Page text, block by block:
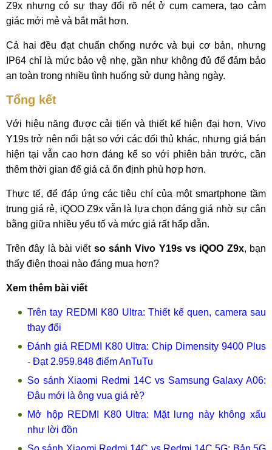
Z9x nhưng có sự thay đổi rõ nét ở cụm camera, tạo cảm
giác mới mẻ và bắt mắt hơn.
Cả hai đều đạt chuẩn chống nước và bụi cơ bản, nhưng
IP64 chỉ là mức bảo vệ nhẹ, gần như không đủ để đảm bảo
an toàn trong nhiều tình huống sử dụng hàng ngày.
Tổng kết
Với hiệu năng được cải tiến và thiết kế hiện đại hơn, Vivo
Y19s trở nên nổi bật so với các đối thủ khác, nhưng giá bán
hiện tại vẫn cao hơn đáng kể so với phiên bản trước, cần
thêm thời gian để giá cả ổn định phù hợp hơn.
Thực tế, để đáp ứng các tiêu chí của một smartphone tầm
trung giá rẻ, iQOO Z9x vẫn là lựa chọn đáng giá nhờ sự cân
bằng giữa nhiều yếu tố và mức giá rất hấp dẫn.
Trên đây là bài viết so sánh Vivo Y19s vs iQOO Z9x, bạn
thấy điện thoại nào đáng mua hơn?
Xem thêm bài viết
Trên tay REDMI K80 Ultra: Thiết kế quen, camera sau
thay đổi
Đánh giá REDMI K80 Ultra: Chip Dimensity 9400 Plus
- Đạt 2.959.848 điểm AnTuTu
So sánh Xiaomi Redmi 14C vs Samsung Galaxy A06:
Đâu mới là ông vua giá rẻ?
Mở hộp REDMI K80 Ultra: Mặt lưng này không xấu
như lời đồn